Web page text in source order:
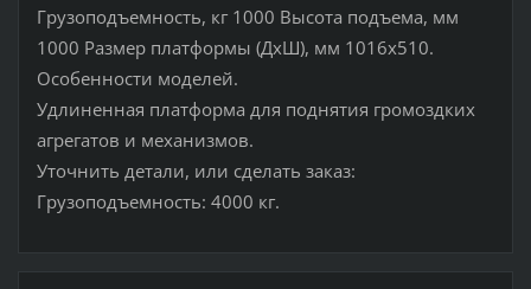
Грузоподъемность, кг 1000 Высота подъема, мм
1000 Размер платформы (ДхШ), мм 1016x510.
Особенности моделей.
Удлиненная платформа для поднятия громоздких
агрегатов и механизмов.
Уточнить детали, или сделать заказ:
Грузоподъемность: 4000 кг.